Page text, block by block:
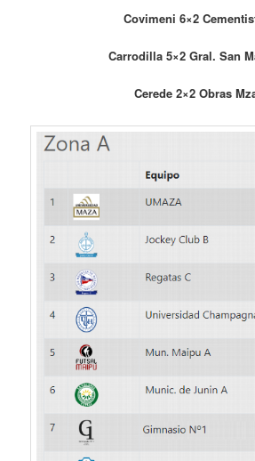
Covimeni 6×2
Carrodilla 5×2 Gral. San
Cerede 2×2 Obras